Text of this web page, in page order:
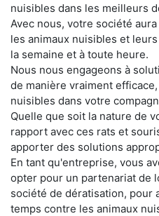
nuisibles dans les meilleurs
Avec nous, votre société
les animaux nuisibles et
la semaine et à toute heure.
Nous nous engageons à
de manière vraiment
nuisibles dans votre
Quelle que soit la nature de
rapport avec ces rats et
apporter des solutions
En tant qu'entreprise, vous
opter pour un partenariat de
société de dératisation, pour
temps contre les animaux